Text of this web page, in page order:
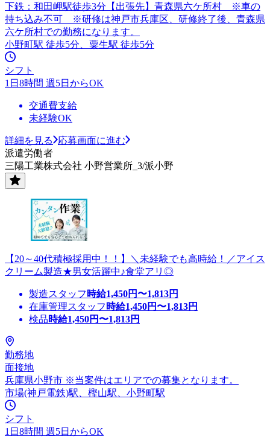
下鉄：和田岬駅徒歩3分【出張先】青森県六ケ所村 ※車の
持ち込み不可 ※研修は神戸市兵庫区、研修終了後、青森県
六ケ所村での勤務になります。
小野町駅 徒歩5分、粟生駅 徒歩5分
シフト
1日8時間 週5日からOK
交通費支給
未経験OK
詳細を見る
応募画面に進む
派遣労働者
三陽工業株式会社 小野営業所_3/派小野
【20～40代積極採用中！！】＼未経験でも高時給！／アイス
クリーム製造★男女活躍中♪食堂アリ◎
製造スタッフ 時給1,450円〜1,813円
在庫管理スタッフ 時給1,450円〜1,813円
検品時給1,450円〜1,813円
勤務地
面接地
兵庫県小野市 ※当案件はエリアでの募集となります。
市場(神戸電鉄)駅、樫山駅、小野町駅
シフト
1日8時間 週5日からOK